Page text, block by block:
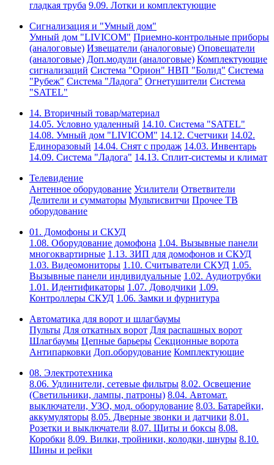
гладкая труба 9.09. Лотки и комплектующие
Сигнализация и "Умный дом"
Умный дом "LIVICOM" Приемно-контрольные приборы
(аналоговые) Извещатели (аналоговые) Оповещатели
(аналоговые) Доп.модули (аналоговые) Комплектующие
сигнализаций Система "Орион" НВП "Болид" Система
"Рубеж" Система "Ладога" Огнетушители Система
"SATEL"
14. Вторичный товар/материал
14.05. Условно удаленный 14.10. Система "SATEL"
14.08. Умный дом "LIVICOM" 14.12. Счетчики 14.02.
Единоразовый 14.04. Снят с продаж 14.03. Инвентарь
14.09. Система "Ладога" 14.13. Сплит-системы и климат
Телевидение
Антенное оборудование Усилители Ответвители
Делители и сумматоры Мультисвитчи Прочее ТВ
оборудование
01. Домофоны и СКУД
1.08. Оборудование домофона 1.04. Вызывные панели
многоквартирные 1.13. ЗИП для домофонов и СКУД
1.03. Видеомониторы 1.10. Считыватели СКУД 1.05.
Вызывные панели индивидуальные 1.02. Аудиотрубки
1.01. Идентификаторы 1.07. Доводчики 1.09.
Контроллеры СКУД 1.06. Замки и фурнитура
Автоматика для ворот и шлагбаумы
Пульты Для откатных ворот Для распашных ворот
Шлагбаумы Цепные барьеры Секционные ворота
Антипарковки Доп.оборудование Комплектующие
08. Электротехника
8.06. Удлинители, сетевые фильтры 8.02. Освещение
(Светильники, лампы, патроны) 8.04. Автомат.
выключатели, УЗО, мод. оборудование 8.03. Батарейки,
аккумуляторы 8.05. Дверные звонки и датчики 8.01.
Розетки и выключатели 8.07. Щиты и боксы 8.08.
Коробки 8.09. Вилки, тройники, колодки, шнуры 8.10.
Шины и рейки